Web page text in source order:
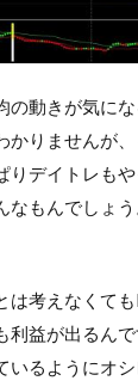
の動きが気に
かりませんが
りデイトレも
なもんでしょう
は考えなくて
利益が出るん
いるようにオ